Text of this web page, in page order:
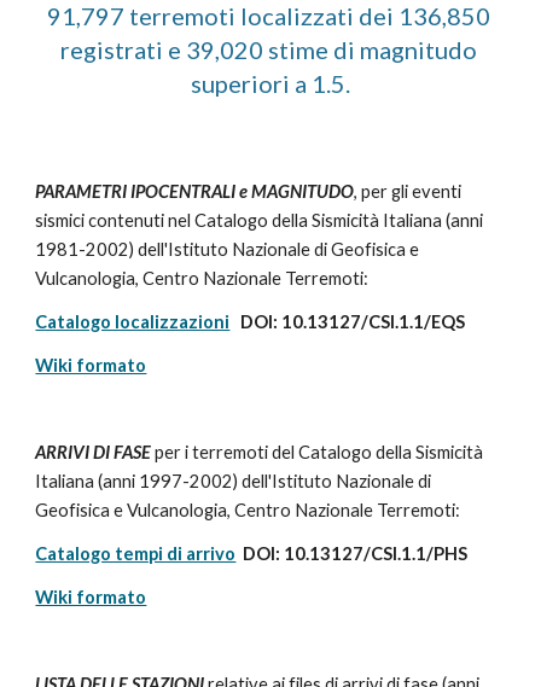
91,797 terremoti localizzati dei 136,850
registrati e 39,020 stime di magnitudo
superiori a 1.5.
PARAMETRI IPOCENTRALI e MAGNITUDO, per gli eventi
sismici contenuti nel Catalogo della Sismicità Italiana (anni
1981-2002) dell'Istituto Nazionale di Geofisica e
Vulcanologia, Centro Nazionale Terremoti:
Catalogo localizzazioni
   DOI: 10.13127/CSI.1.1/EQS
Wiki formato
ARRIVI DI FASE per i terremoti del Catalogo della Sismicità
Italiana (anni 1997-2002) dell'Istituto Nazionale di
Geofisica e Vulcanologia, Centro Nazionale Terremoti:
Catalogo tempi di arrivo
  DOI: 10.13127/CSI.1.1/PHS
Wiki formato